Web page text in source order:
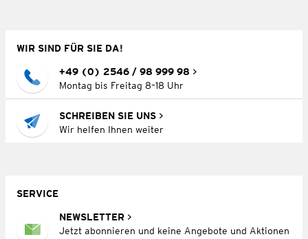
WIR SIND FÜR SIE DA!
+49 (0) 2546 / 98 999 98
Montag bis Freitag 8–18 Uhr
SCHREIBEN SIE UNS
Wir helfen Ihnen weiter
SERVICE
NEWSLETTER
Jetzt abonnieren und keine Angebote und Aktionen